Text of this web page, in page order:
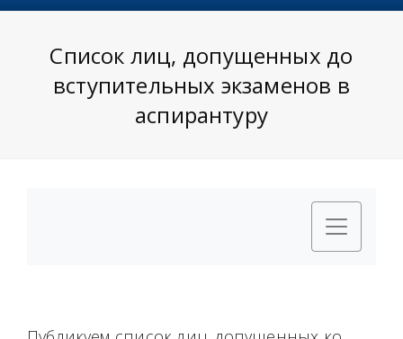
Список лиц, допущенных до
вступительных экзаменов в
аспирантуру